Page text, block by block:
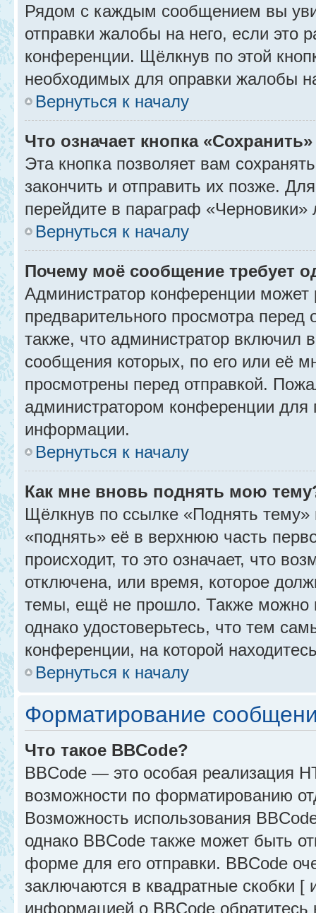
Рядом с каждым сообщением вы
отправки жалобы на него, если это
конференции. Щёлкнув по этой
необходимых для оправки жалобы
Вернуться к началу
Что означает кнопка
Эта кнопка позволяет вам
закончить и отправить их позже.
перейдите в параграф «Черновики»
Вернуться к началу
Почему моё сообщение требует
Администратор конференции
предварительного просмотра
также, что администратор включил
сообщения которых, по его или её
просмотрены перед отправкой.
администратором конференции для
информации.
Вернуться к началу
Как мне вновь поднять мою
Щёлкнув по ссылке «Поднять
«поднять» её в верхнюю часть
происходит, то это означает, что
отключена, или время, которое
темы, ещё не прошло. Также можно
однако удостоверьтесь, что тем
конференции, на которой
Вернуться к началу
Форматирование
Что такое BBCode?
BBCode — это особая реализация
возможности по форматированию
Возможность использования
однако BBCode также может быть
форме для его отправки. BBCode
заключаются в квадратные скобки
информацией о BBCode обратитесь